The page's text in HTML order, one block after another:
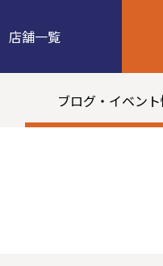
店舗一覧
ブログ・イベン